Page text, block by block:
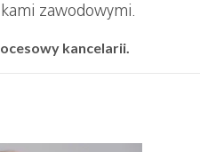
zawodowymi.
kancelarii.